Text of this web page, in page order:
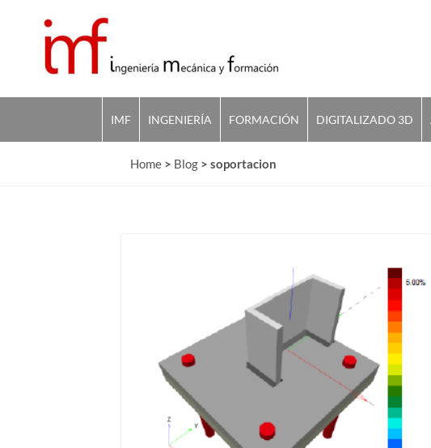
IMF INGENIERÍA FORMACIÓN DIGITALIZADO 3D
Home > Blog >soportacion